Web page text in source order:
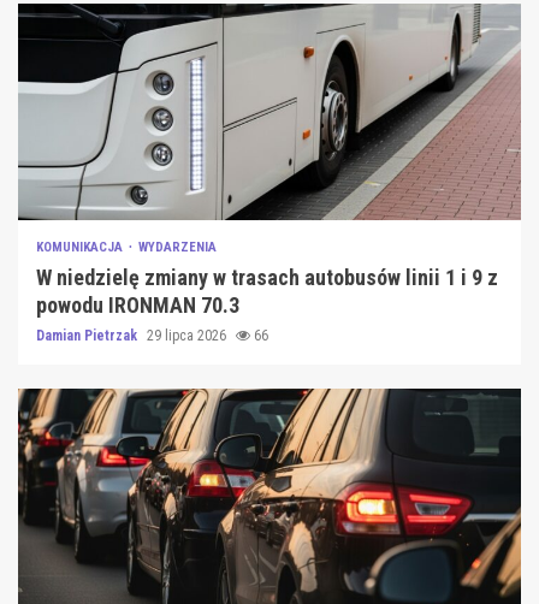
KOMUNIKACJA WYDARZENIA
W niedzielę zmiany w trasach autobusów linii 1 i 9 z
powodu IRONMAN 70.3
Damian Pietrzak 29 lipca 2026 66